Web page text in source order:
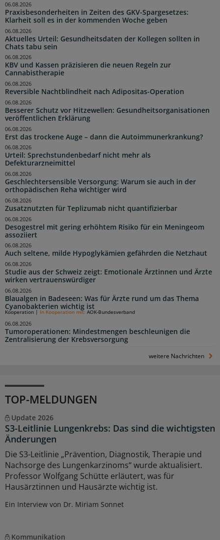
Praxisbesonderheiten in Zeiten des GKV-Spargesetzes:
Klarheit soll es in der kommenden Woche geben
06.08.2026
Aktuelles Urteil: Gesundheitsdaten der Kollegen sollten in
Chats tabu sein
06.08.2026
KBV und Kassen präzisieren die neuen Regeln zur
Cannabistherapie
06.08.2026
Reversible Nachtblindheit nach Adipositas-Operation
06.08.2026
Besserer Schutz vor Hitzewellen: Gesundheitsorganisationen
veröffentlichen Erklärung
06.08.2026
Erst das trockene Auge – dann die Autoimmunerkrankung?
06.08.2026
Urteil: Sprechstundenbedarf nicht mehr als
Defekturarzneimittel
06.08.2026
Geschlechtersensible Versorgung: Warum sie auch in der
orthopädischen Reha wichtiger wird
06.08.2026
Zusatznutzten für Teplizumab nicht quantifizierbar
06.08.2026
Desogestrel mit gering erhöhtem Risiko für ein Meningeom
assoziiert
06.08.2026
Auch seltene, milde Hypoglykämien gefährden die Netzhaut
06.08.2026
Studie aus der Schweiz zeigt: Emotionale Ärztinnen und Ärzte
wirken vertrauenswürdiger
06.08.2026
Blaualgen in Badeseen: Was für Ärzte rund um das Thema
Cyanobakterien wichtig ist
06.08.2026
Tumoroperationen: Mindestmengen beschleunigen die
Zentralisierung der Krebsversorgung
Kooperation | In Kooperation mit: AOK-Bundesverband
06.08.2026
weitere Nachrichten
TOP-MELDUNGEN
Update 2026
S3-Leitlinie Lungenkrebs: Das sind die wichtigsten
Änderungen
Die S3-Leitlinie „Prävention, Diagnostik, Therapie und
Nachsorge des Lungenkarzinoms“ wurde aktualisiert.
Professor Wolfgang Schütte erläutert, was für
Hausärztinnen und Hausärzte wichtig ist.
Ein Interview von Dr. Miriam Sonnet
Kommunikation